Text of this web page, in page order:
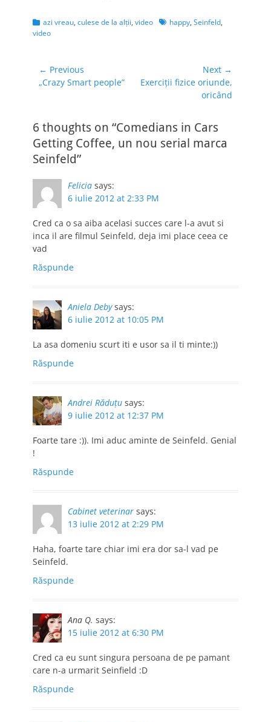
în care a cuprins o
mare parte dintre
Seinfeld. M-am tot
gândit cum să fac
Categories
azi vreau, culese de la alţii, video Tagshappy, Seinfeld,
video
Navigare
în
← Previous
Previous
„Crazy Smart people”
Next →
Next
Exerciții fizice oriunde,
oricând
6 thoughts on “Comedians in Cars
Getting Coffee, un nou serial marca
Seinfeld”
Felicia says:
6 iulie 2012 at 2:33 PM
Cred ca o sa aiba acelasi succes care l-a avut si
inca il are filmul Seinfeld, deja imi place ceea ce
vad
Răspunde
Aniela Deby says:
6 iulie 2012 at 10:05 PM
La asa domeniu scurt iti e usor sa il ti minte:))
Răspunde
Andrei Răduţu says:
9 iulie 2012 at 12:37 PM
Foarte tare :)). Imi aduc aminte de Seinfeld. Genial
!
Răspunde
Cabinet veterinar says:
13 iulie 2012 at 2:29 PM
Haha, foarte tare chiar imi era dor sa-l vad pe
Seinfeld.
Răspunde
Ana Q. says:
15 iulie 2012 at 6:30 PM
Cred ca eu sunt singura persoana de pe pamant
care n-a urmarit Seinfield :D
Răspunde